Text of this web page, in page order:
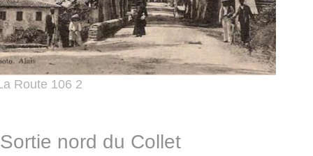
Route 106 2
Sortie nord du Collet